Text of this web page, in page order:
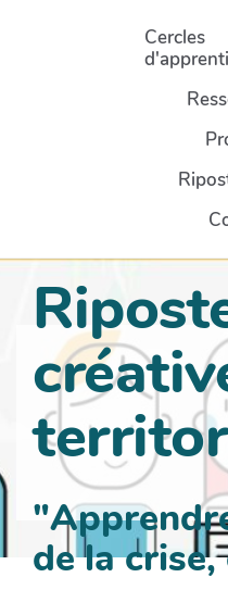
Aller au contenu principal
Cercles
de la